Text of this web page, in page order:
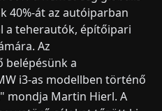
40%-át az autóiparban
a teherautók, építőipari
Az
a
i3-as modellben történő
mondja Martin Hierl. A